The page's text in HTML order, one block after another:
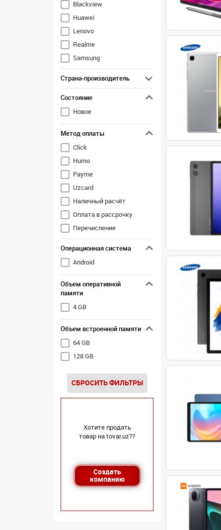
Blackview
Huawei
Lenovo
Realme
Samsung
Xiaomi
Страна-производитель
Состояние
Новое
Метод оплаты
Click
Humo
Payme
Uzcard
Наличный расчёт
Оплата в рассрочку
Перечисление
Операционная система
Android
Объем оперативной
памяти
4 GB
Объем встроенной памяти
64 GB
128 GB
СБРОСИТЬ ФИЛЬТРЫ
Хотите продать
товар на tovar.uz??
Создать
компанию